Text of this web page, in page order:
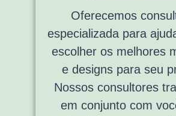
Oferecemos
especializada para
escolher os melhores
e designs para seu
Nossos consultores
em conjunto com